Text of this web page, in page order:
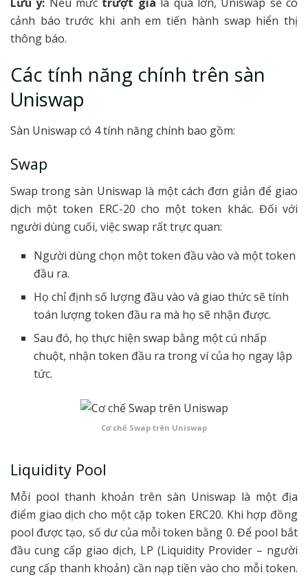
cảnh báo trước khi anh em tiến hành swap hiển thị
thông báo.
Các tính năng chính trên sàn
Uniswap
Sàn Uniswap có 4 tính năng chính bao gồm:
Swap
Swap trong sàn Uniswap là một cách đơn giản để giao
dịch một token ERC-20 cho một token khác. Đối với
người dùng cuối, việc swap rất trực quan:
Người dùng chọn một token đầu vào và một token
đầu ra.
Họ chỉ định số lượng đầu vào và giao thức sẽ tính
toán lượng token đầu ra mà họ sẽ nhận được.
Sau đó, họ thực hiện swap bằng một cú nhấp
chuột, nhận token đầu ra trong ví của họ ngay lập
tức.
Cơ chế Swap trên Uniswap
Liquidity Pool
Mỗi pool thanh khoản trên sàn Uniswap là một địa
điểm giao dịch cho một cặp token ERC20. Khi hợp đồng
pool được tạo, số dư của mỗi token bằng 0. Để pool bắt
đầu cung cấp giao dịch, LP (Liquidity Provider – người
cung cấp thanh khoản) cần nạp tiền vào cho mỗi token.